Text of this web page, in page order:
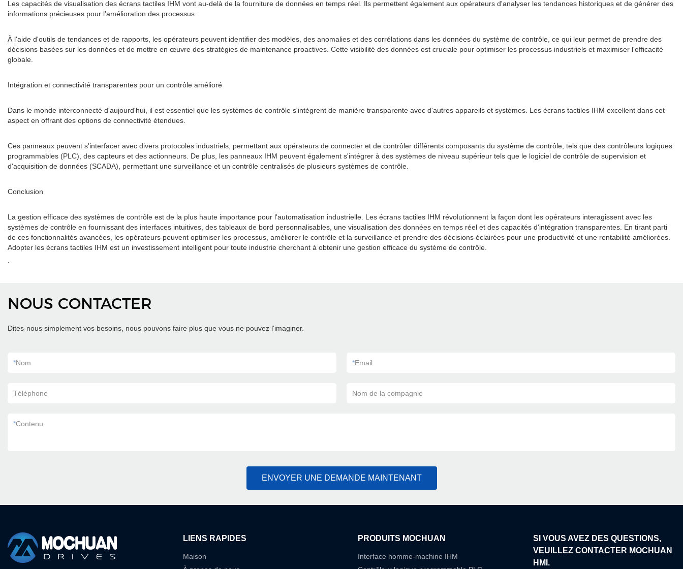
Les capacités de visualisation des écrans tactiles IHM vont au-delà de la fourniture de données en temps réel. Ils permettent également aux opérateurs d'analyser les tendances historiques et de générer des
informations précieuses pour l'amélioration des processus.
À l'aide d'outils de tendances et de rapports, les opérateurs peuvent identifier des modèles, des anomalies et des corrélations dans les données du système de contrôle, ce qui leur permet de prendre des
décisions basées sur les données et de mettre en œuvre des stratégies de maintenance proactives. Cette visibilité des données est cruciale pour optimiser les processus industriels et maximiser l'efficacité
globale.
Intégration et connectivité transparentes pour un contrôle amélioré
Dans le monde interconnecté d'aujourd'hui, il est essentiel que les systèmes de contrôle s'intègrent de manière transparente avec d'autres appareils et systèmes. Les écrans tactiles IHM excellent dans cet
aspect en offrant des options de connectivité étendues.
Ces panneaux peuvent s'interfacer avec divers protocoles industriels, permettant aux opérateurs de connecter et de contrôler différents composants du système de contrôle, tels que des contrôleurs logiques
programmables (PLC), des capteurs et des actionneurs. De plus, les panneaux IHM peuvent également s'intégrer à des systèmes de niveau supérieur tels que le logiciel de contrôle de supervision et
d'acquisition de données (SCADA), permettant une surveillance et un contrôle centralisés de plusieurs systèmes de contrôle.
Conclusion
La gestion efficace des systèmes de contrôle est de la plus haute importance pour l'automatisation industrielle. Les écrans tactiles IHM révolutionnent la façon dont les opérateurs interagissent avec les
systèmes de contrôle en fournissant des interfaces intuitives, des tableaux de bord personnalisables, une visualisation des données en temps réel et des capacités d'intégration transparentes. En tirant parti
de ces fonctionnalités avancées, les opérateurs peuvent optimiser les processus, améliorer le contrôle et la surveillance et prendre des décisions éclairées pour une productivité et une rentabilité améliorées.
Adopter les écrans tactiles IHM est un investissement intelligent pour toute industrie cherchant à obtenir une gestion efficace du système de contrôle.
.
NOUS CONTACTER
Dites-nous simplement vos besoins, nous pouvons faire plus que vous ne pouvez l'imaginer.
*Nom *Email
Téléphone Nom de la compagnie
*Contenu
ENVOYER UNE DEMANDE MAINTENANT
LIENS RAPIDES
Maison
PRODUITS MOCHUAN
Interface homme-machine IHM
SI VOUS AVEZ DES QUESTIONS,
VEUILLEZ CONTACTER MOCHUAN
HMI.